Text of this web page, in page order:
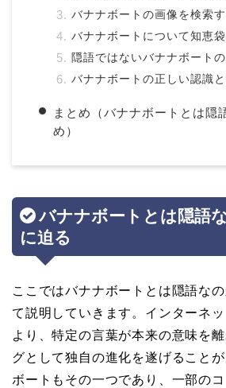
バナナボートの画像を検索
バナナボートについて知恵
隠語ではないバナナボート
バナナボートの正しい認識
まとめ（バナナボートとは隠
め）
バナナボートとは隠語
に迫る
ここではバナナボートとは隠語な
て説明していきます。インターネ
より、特定の言葉が本来の意味を
グとして独自の進化を遂げること
ボートもその一つであり、一部の